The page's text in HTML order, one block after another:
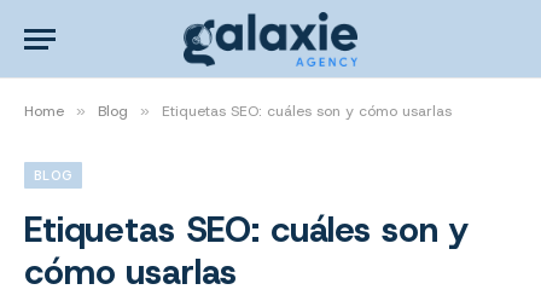
Home » Blog » Etiquetas SEO: cuáles son y cómo usarlas
BLOG
Etiquetas SEO: cuáles son y
cómo usarlas